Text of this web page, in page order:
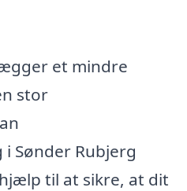
et mindre
stor
Sønder Rubjerg
til at sikre, at dit